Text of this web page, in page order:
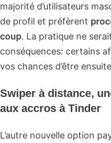
majorité d’utilisateurs
de profil et préfèrent
coup. La pratique ne
conséquences: certains
vos chances d’être
Swiper à distance,
aux accros à Tinder
L’autre nouvelle option